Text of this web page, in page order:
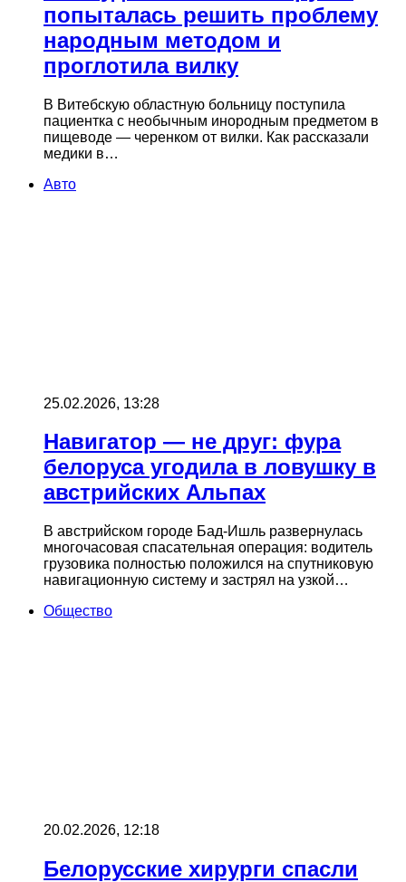
попыталась решить проблему
народным методом и
проглотила вилку
В Витебскую областную больницу поступила
пациентка с необычным инородным предметом в
пищеводе — черенком от вилки. Как рассказали
медики в…
Авто
25.02.2026, 13:28
Навигатор — не друг: фура
белоруса угодила в ловушку в
австрийских Альпах
В австрийском городе Бад-Ишль развернулась
многочасовая спасательная операция: водитель
грузовика полностью положился на спутниковую
навигационную систему и застрял на узкой…
Общество
20.02.2026, 12:18
Белорусские хирурги спасли